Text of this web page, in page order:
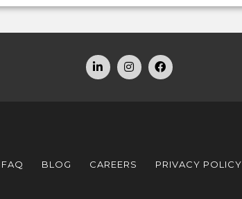
FAQ BLOG CAREERS PRIVACY POLICY